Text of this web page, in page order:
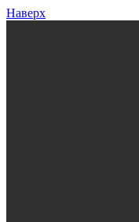
Наверх